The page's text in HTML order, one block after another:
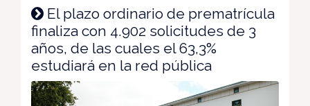
El plazo ordinario de prematrícula
finaliza con 4.902 solicitudes de 3
años, de las cuales el 63,3%
estudiará en la red pública